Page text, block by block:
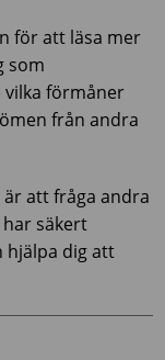
för att läsa mer
som
vilka förmåner
från andra
att fråga andra
säkert
hjälpa dig att